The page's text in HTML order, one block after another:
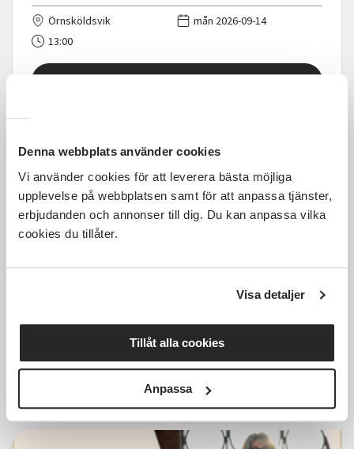
Denna webbplats använder cookies
Vi använder cookies för att leverera bästa möjliga
upplevelse på webbplatsen samt för att anpassa tjänster,
erbjudanden och annonser till dig. Du kan anpassa vilka
cookies du tillåter.
Visa detaljer
Tillåt alla cookies
Anpassa
Örnsköldsvik
mån 2026-09-14
13:00
Gravid-HarmonyYoga i Östersund
1 700 SEK
Östersund
ons 2026-09-02
Läs mer och anmäl